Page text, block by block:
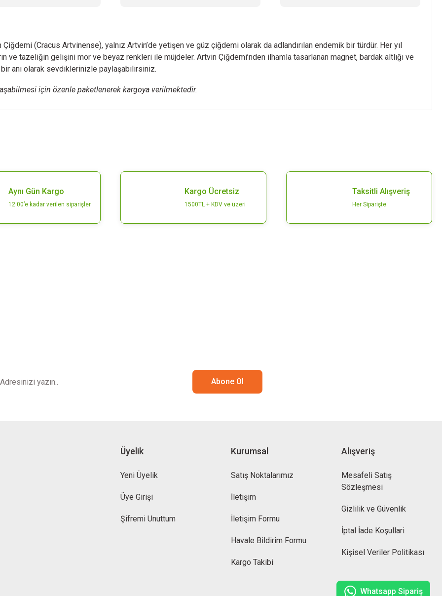
(Cracus Artvinense), yalnız Artvin’de yetişen ve güz çiğdemi olarak da adlandırılan endemik bir türdür. Her yıl
tazeliğin gelişini mor ve beyaz renkleri ile müjdeler. Artvin Çiğdemi’nden ilhamla tasarlanan magnet, bardak altlığı ve
anı olarak sevdiklerinizle paylaşabilirsiniz.
için özenle paketlenerek kargoya verilmektedir.
Aynı Gün Kargo
12:00’e kadar verilen siparişler
Kargo Ücretsiz
1500TL + KDV ve üzeri
Taksitli Alışveriş
Her Siparişte
Abone Ol
Üyelik
Yeni Üyelik
Üye Girişi
Şifremi Unuttum
Kurumsal
Satış Noktalarımız
İletişim
İletişim Formu
Havale Bildirim Formu
Kargo Takibi
Alışveriş
Mesafeli Satış
Sözleşmesi
Gizlilik ve Güvenlik
İptal İade Koşullari
Kişisel Veriler Politikası
Whatsapp Sipariş